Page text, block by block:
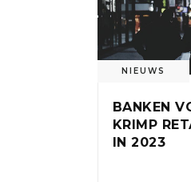
NIEUWS
BANKEN
KRIMP
IN 2023